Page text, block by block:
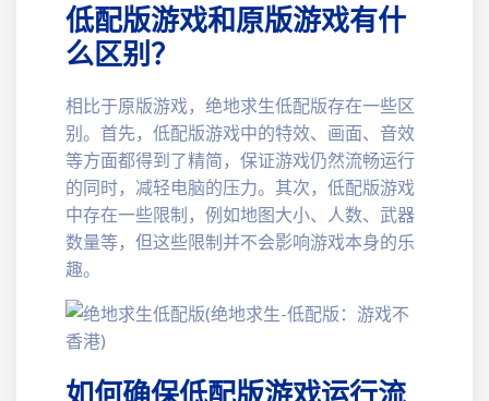
低配版游戏和原版游戏有什
么区别？
相比于原版游戏，绝地求生低配版存在一些区
别。首先，低配版游戏中的特效、画面、音效
等方面都得到了精简，保证游戏仍然流畅运行
的同时，减轻电脑的压力。其次，低配版游戏
中存在一些限制，例如地图大小、人数、武器
数量等，但这些限制并不会影响游戏本身的乐
趣。
如何确保低配版游戏运行流